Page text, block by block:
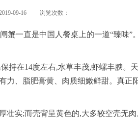
09-16 浏览次数：
蟹一直是中国人餐桌上的一道“臻味”
持在14度左右,水草丰茂,虾螺丰腴。
力、脂肥膏黄、肉质细嫩鲜甜。真正
壮实;而壳背呈黄色的,大多较空壳无肉